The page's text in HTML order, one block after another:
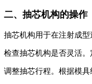
二、抽芯机构的操作
抽芯机构用于在注射成
检查抽芯机构是否灵活
调整抽芯行程。根据模